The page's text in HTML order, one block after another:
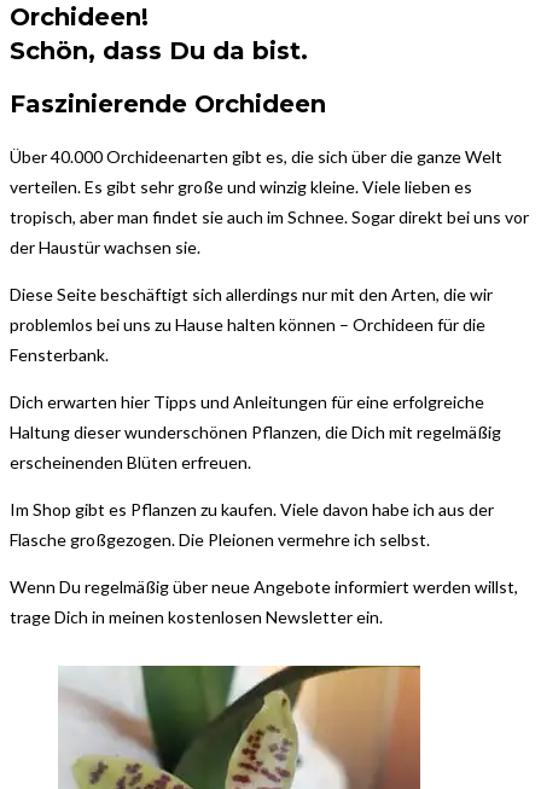
Orchideen!
Schön, dass Du da bist.
Faszinierende Orchideen
Über 40.000 Orchideenarten gibt es, die sich über die ganze Welt
verteilen. Es gibt sehr große und winzig kleine. Viele lieben es
tropisch, aber man findet sie auch im Schnee. Sogar direkt bei uns vor
der Haustür wachsen sie.
Diese Seite beschäftigt sich allerdings nur mit den Arten, die wir
problemlos bei uns zu Hause halten können – Orchideen für die
Fensterbank.
Dich erwarten hier Tipps und Anleitungen für eine erfolgreiche
Haltung dieser wunderschönen Pflanzen, die Dich mit regelmäßig
erscheinenden Blüten erfreuen.
Im Shop gibt es Pflanzen zu kaufen. Viele davon habe ich aus der
Flasche großgezogen. Die Pleionen vermehre ich selbst.
Wenn Du regelmäßig über neue Angebote informiert werden willst,
trage Dich in meinen kostenlosen Newsletter ein.